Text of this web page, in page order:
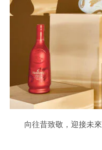
向往昔致敬，迎接未來